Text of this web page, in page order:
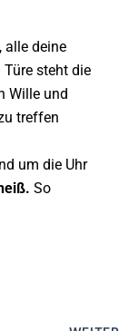
alle deine
steht die
Wille und
treffen
um die Uhr
So